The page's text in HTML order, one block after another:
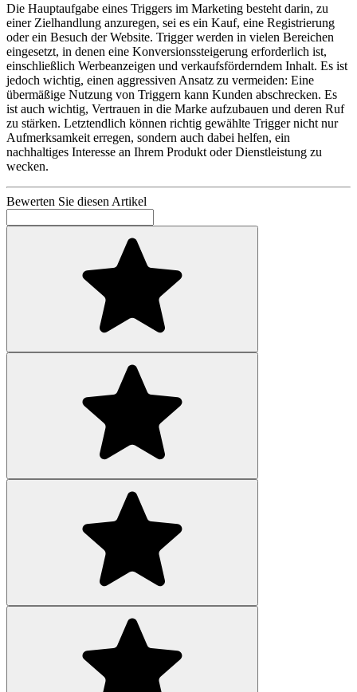
Die Hauptaufgabe eines Triggers im Marketing besteht darin, zu
einer Zielhandlung anzuregen, sei es ein Kauf, eine Registrierung
oder ein Besuch der Website. Trigger werden in vielen Bereichen
eingesetzt, in denen eine Konversionssteigerung erforderlich ist,
einschließlich Werbeanzeigen und verkaufsförderndem Inhalt. Es ist
jedoch wichtig, einen aggressiven Ansatz zu vermeiden: Eine
übermäßige Nutzung von Triggern kann Kunden abschrecken. Es
ist auch wichtig, Vertrauen in die Marke aufzubauen und deren Ruf
zu stärken. Letztendlich können richtig gewählte Trigger nicht nur
Aufmerksamkeit erregen, sondern auch dabei helfen, ein
nachhaltiges Interesse an Ihrem Produkt oder Dienstleistung zu
wecken.
Bewerten Sie diesen Artikel